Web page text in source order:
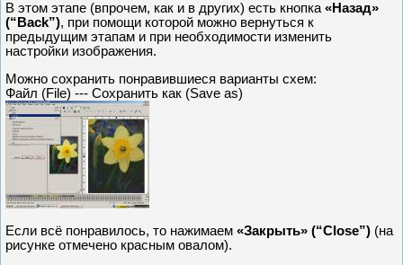
В этом этапе (впрочем, как и в других) есть кнопка «Назад»
(“Back”), при помощи которой можно вернуться к
предыдущим этапам и при необходимости изменить
настройки изображения.
Можно сохранить понравившиеся варианты схем:
Файл (File) --- Сохранить как (Save as)
Если всё понравилось, то нажимаем «Закрыть» (“Close”) (на
рисунке отмечено красным овалом).